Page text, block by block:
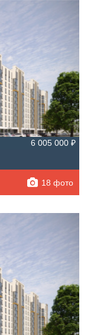
6 005 000 ₽
18 фото